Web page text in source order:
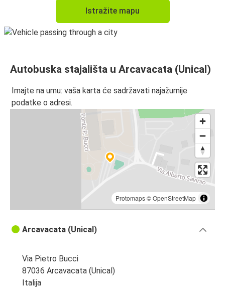
Istražite mapu
Autobuska stajališta u Arcavacata (Unical)
Imajte na umu: vaša karta će sadržavati najažurnije
podatke o adresi.
Protomaps©OpenStreetMap
Arcavacata (Unical)
Via Pietro Bucci
87036 Arcavacata (Unical)
Italija